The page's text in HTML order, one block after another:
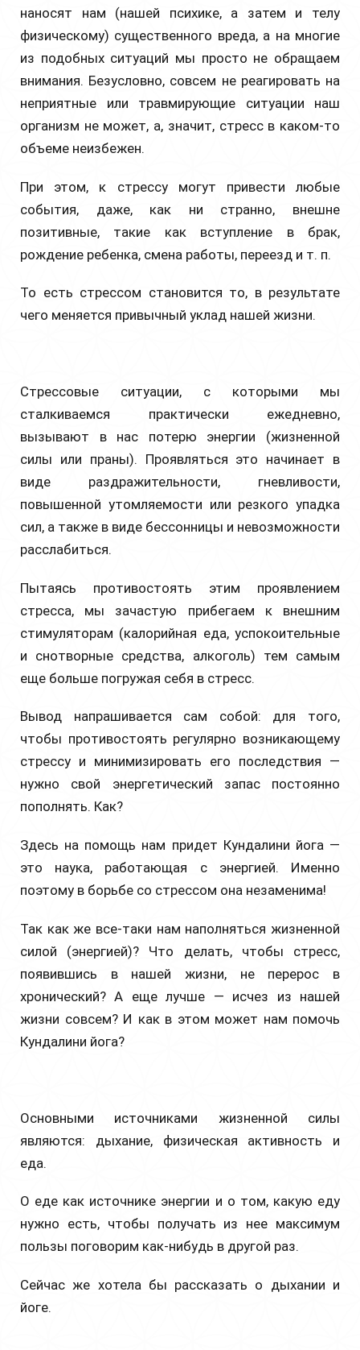
наносят нам (нашей психике, а затем и телу
физическому) существенного вреда, а на многие
из подобных ситуаций мы просто не обращаем
внимания. Безусловно, совсем не реагировать на
неприятные или травмирующие ситуации наш
организм не может, а, значит, стресс в каком-то
объеме неизбежен.
При этом, к стрессу могут привести любые
события, даже, как ни странно, внешне
позитивные, такие как вступление в брак,
рождение ребенка, смена работы, переезд и т. п.
То есть стрессом становится то, в результате
чего меняется привычный уклад нашей жизни.
Стрессовые ситуации, с которыми мы
сталкиваемся практически ежедневно,
вызывают в нас потерю энергии (жизненной
силы или праны). Проявляться это начинает в
виде раздражительности, гневливости,
повышенной утомляемости или резкого упадка
сил, а также в виде бессонницы и невозможности
расслабиться.
Пытаясь противостоять этим проявлением
стресса, мы зачастую прибегаем к внешним
стимуляторам (калорийная еда, успокоительные
и снотворные средства, алкоголь) тем самым
еще больше погружая себя в стресс.
Вывод напрашивается сам собой: для того,
чтобы противостоять регулярно возникающему
стрессу и минимизировать его последствия —
нужно свой энергетический запас постоянно
пополнять. Как?
Здесь на помощь нам придет Кундалини йога —
это наука, работающая с энергией. Именно
поэтому в борьбе со стрессом она незаменима!
Так как же все-таки нам наполняться жизненной
силой (энергией)? Что делать, чтобы стресс,
появившись в нашей жизни, не перерос в
хронический? А еще лучше — исчез из нашей
жизни совсем? И как в этом может нам помочь
Кундалини йога?
Основными источниками жизненной силы
являются: дыхание, физическая активность и
еда.
О еде как источнике энергии и о том, какую еду
нужно есть, чтобы получать из нее максимум
пользы поговорим как-нибудь в другой раз.
Сейчас же хотела бы рассказать о дыхании и
йоге.